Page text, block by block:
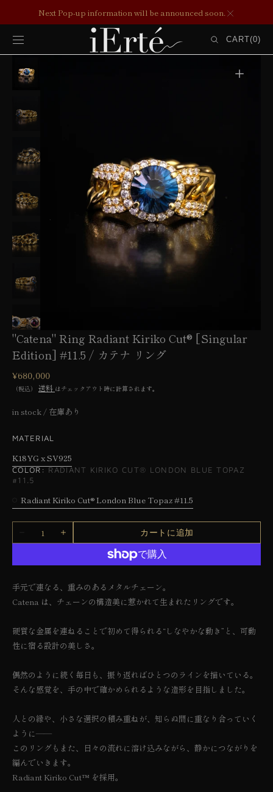
にスキップNext Pop-up information will be announced soon.
CART
ー (0)
0
ギ
ャ
ラ
リ
ビ
ュ
1
開
"Catena" Ring Radiant Kiriko Cut®︎ [Singular
Edition] #11.5 / カテナ リング
通
常
格
¥680,000
（税込） 送料 はチェックアウト時に計算されます。
in stock / 在庫あり
MATERIAL
K18YG x SV925
バ
ー
シ
ョ
り
切
ま
た
利
用
可
COLOR:RADIANT KIRIKO CUT®︎ LONDON BLUE TOPAZ
#11.5
Radiant Kiriko Cut®︎ London Blue Topaz #11.5
Radiant
Kiriko
London
Blue
#11.5
&quot;Catena&quot;
Ring
Edition]
/
ナ
リ
の
数
減
す
量
&quot;Catena&quot;
Ring
Edition]
/
ナ
リ
の
数
増
カートに追加
手元で連なる、重みのあるメタルチェーン。
Catena は、チェーンの構造美に惹かれて生まれたリングです。
硬質な金属を連ねることで初めて得られる“しなやかな動き”と、可動
性に宿る設計の美しさ。
偶然のように続く毎日も、振り返ればひとつのラインを描いている。
そんな感覚を、手の中で確かめられるような造形を目指しました。
人との縁や、小さな選択の積み重ねが、知らぬ間に重なり合っていく
ように——
このリングもまた、日々の流れに溶け込みながら、静かにつながりを
編んでいきます。
Radiant Kiriko Cut™︎ を採用。